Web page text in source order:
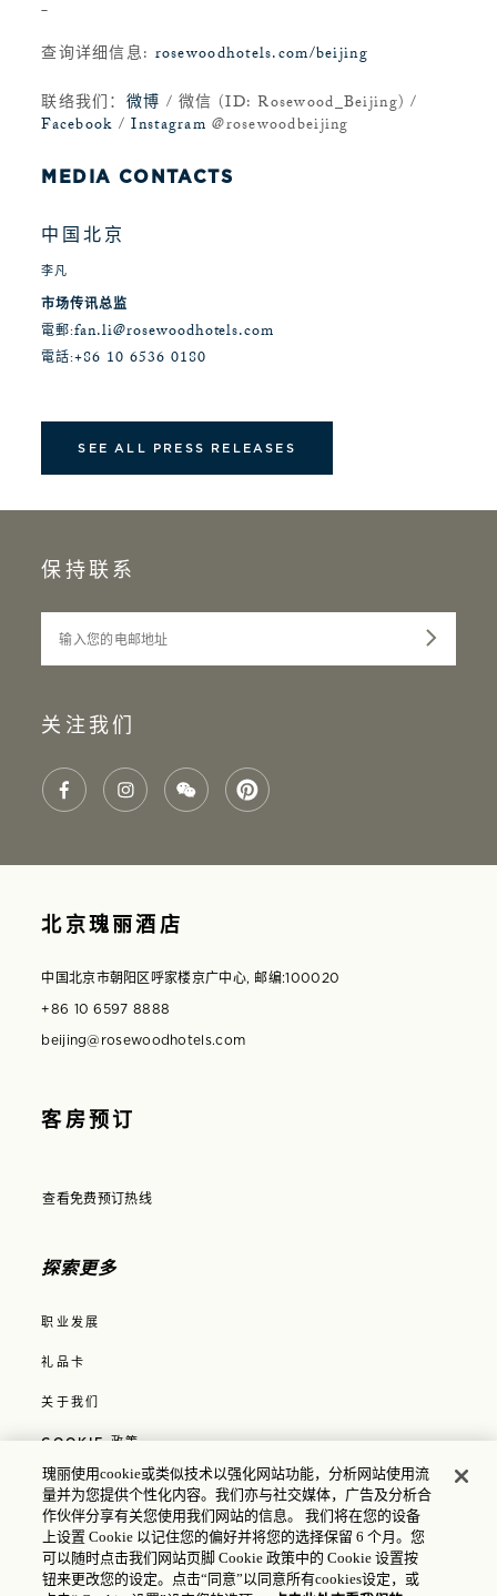
查询详细信息: rosewoodhotels.com/beijing
联络我们： 微博 / 微信 (ID: Rosewood_Beijing) /
Facebook /Instagram @rosewoodbeijing
MEDIA CONTACTS
中国北京
李凡
市场传讯总监
電郵:fan.li@rosewoodhotels.com
電話:+86 10 6536 0180
SEE ALL PRESS RELEASES
保持联系
关注我们
探索更多
职业发展
礼品卡
关于我们
COOKIE 政策
媒体
酒店规章制度
隐私政策
北京瑰丽酒店
中国北京市朝阳区呼家楼京广中心, 邮编:100020
+86 10 6597 8888
beijing@rosewoodhotels.com
客房预订
查看免费预订热线
瑰丽使用cookie或类似技术以强化网站功能，分析网站使用流
量并为您提供个性化内容。我们亦与社交媒体，广告及分析合
作伙伴分享有关您使用我们网站的信息。 我们将在您的设备
上设置 Cookie 以记住您的偏好并将您的选择保留 6 个月。您
可以随时点击我们网站页脚 Cookie 政策中的 Cookie 设置按
钮来更改您的设定。点击“同意”以同意所有cookies设定，或